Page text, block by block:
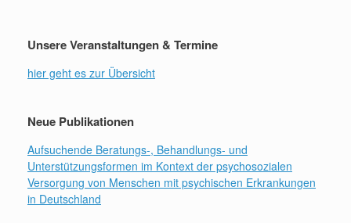
Unsere Veranstaltungen & Termine
hier geht es zur Übersicht
Neue Publikationen
Aufsuchende Beratungs-, Behandlungs- und
Unterstützungsformen im Kontext der psychosozialen
Versorgung von Menschen mit psychischen Erkrankungen
in Deutschland